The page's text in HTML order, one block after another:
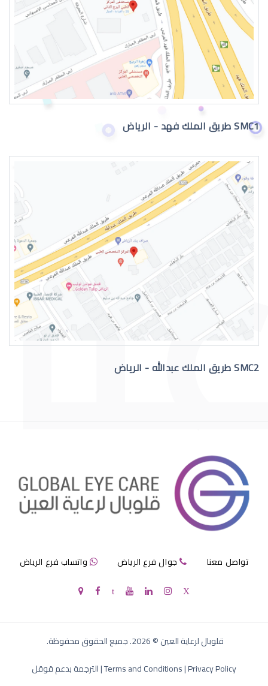
عيون الطفل الرضيع تدمع
حول عيون الاطفال الرضع
التهاب عيون الاطفال الرضع
احمرار عيون الاطفال الرضع
SMC1 طريق الملك فهد - الرياض
SMC2 طريق الملك عبدالله - الرياض
تواصل معنا جوال فرع الرياض واتساب فرع الرياض
قلوبال لرعاية العين©
2026. جميع الحقوق محفوظة.
Terms and Conditions|Privacy Policy
|الترجمة بدعم قوقل